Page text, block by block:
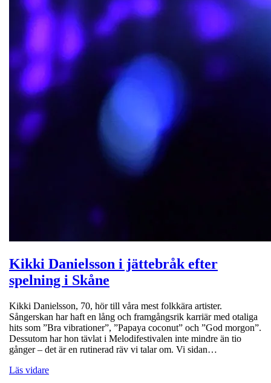
Kikki Danielsson i jättebråk efter
spelning i Skåne
Kikki Danielsson, 70, hör till våra mest folkkära artister.
Sångerskan har haft en lång och framgångsrik karriär med otaliga
hits som ”Bra vibrationer”, ”Papaya coconut” och ”God morgon”.
Dessutom har hon tävlat i Melodifestivalen inte mindre än tio
gånger – det är en rutinerad räv vi talar om. Vi sidan…
Läs vidare